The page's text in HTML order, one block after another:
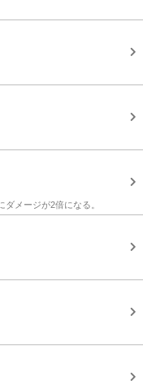
メージが2倍になる。